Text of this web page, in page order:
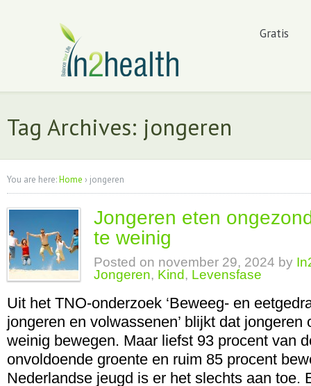
Gratis
Tag Archives: jongeren
You are here:Home › jongeren
Jongeren eten
te weinig
Posted on november 29, 2024 by
Jongeren, Kind, Levensfase
Uit het TNO-onderzoek ‘Beweeg- en
jongeren en volwassenen’ blijkt dat jongeren
weinig bewegen. Maar liefst 93 procent van
onvoldoende groente en ruim 85 procent
Nederlandse jeugd is er het slechts aan toe.